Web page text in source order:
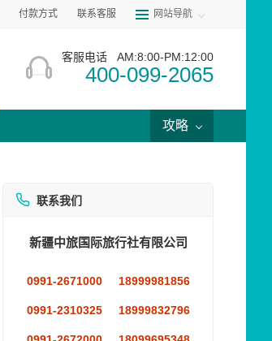
付款方式 联系客服 网站导航
客服电话 AM:8:00-PM:12:00
400-099-2065
攻略
联系我们
新疆中旅国际旅行社有限公司
0991-2671000 18999981856
0991-2310325 18999832796